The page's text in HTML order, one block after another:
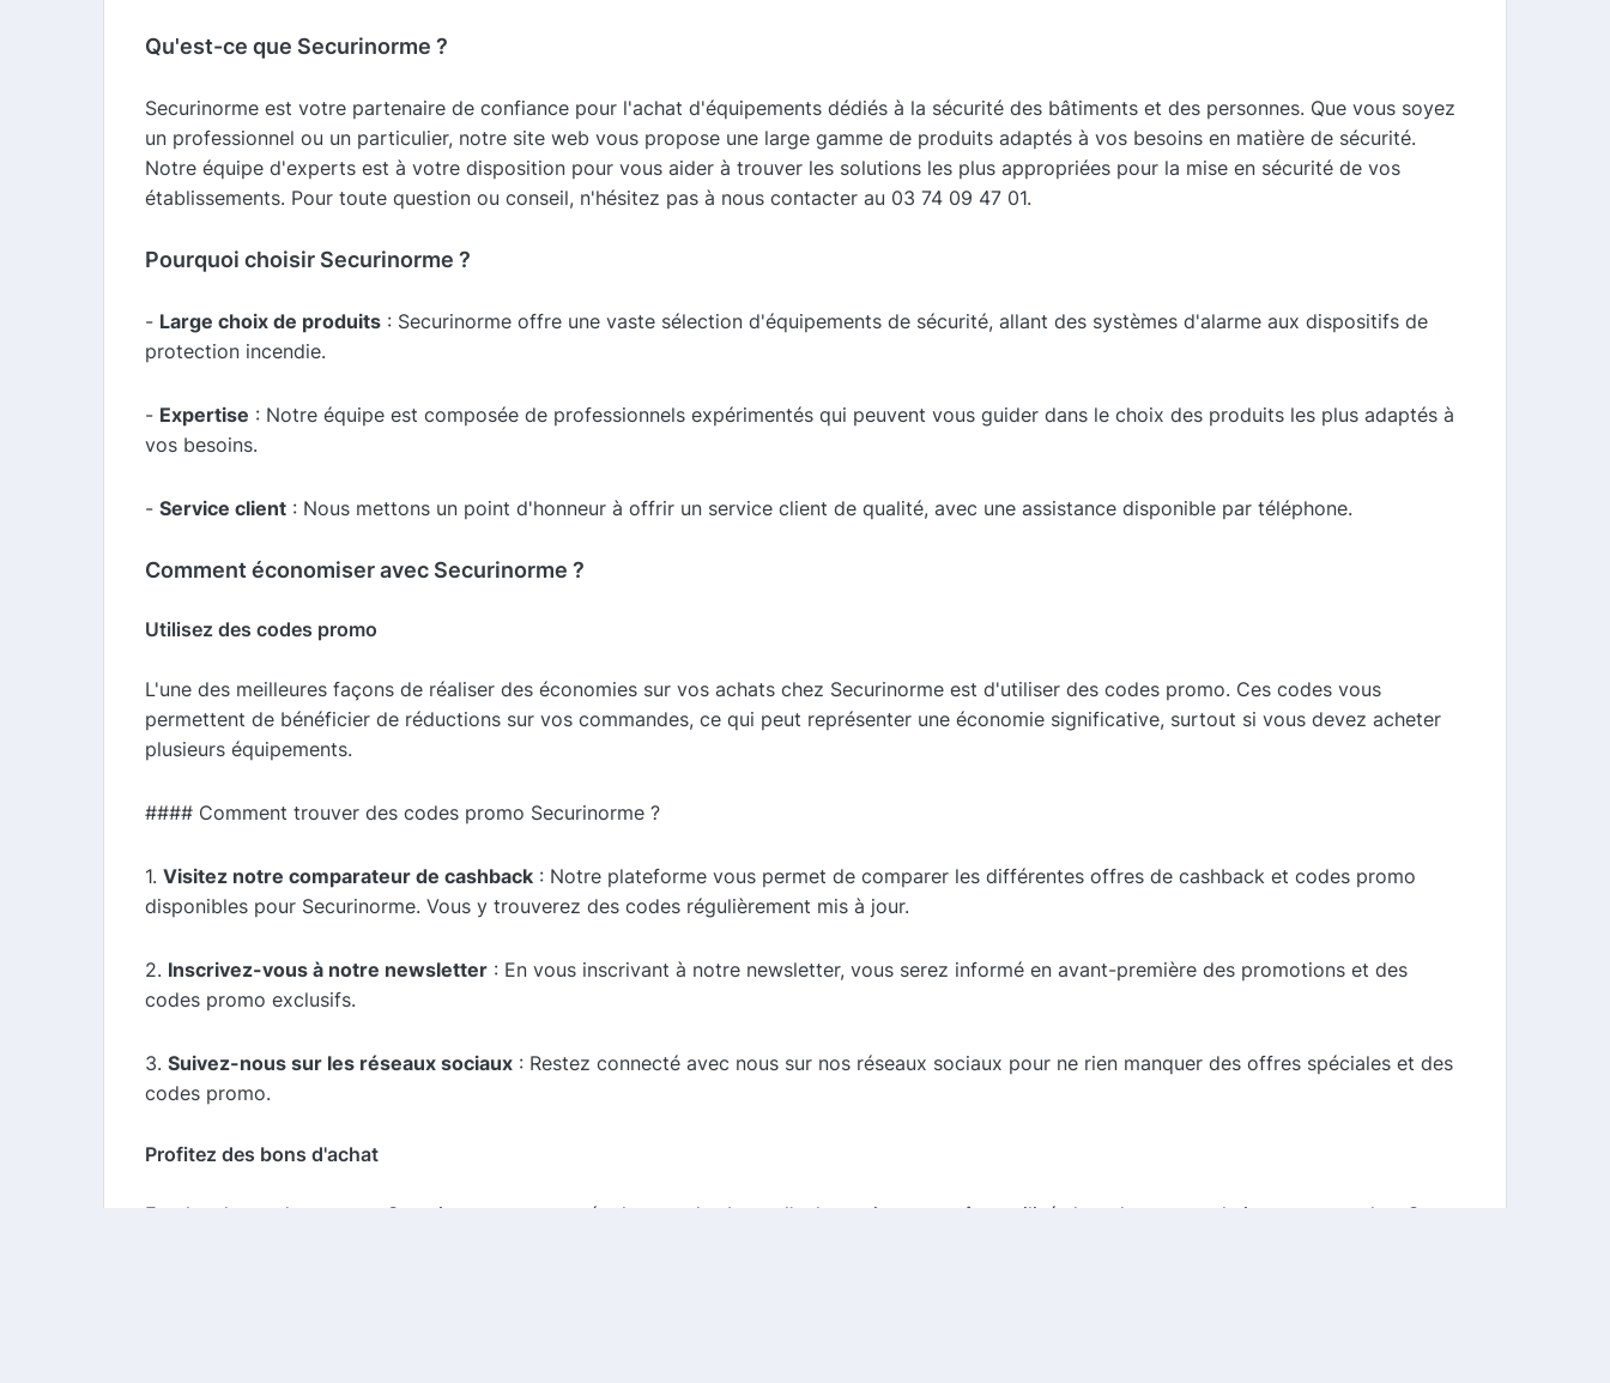
Qu'est-ce que Securinorme ?
Securinorme est votre partenaire de confiance pour l'achat d'équipements dédiés à la sécurité des bâtiments et des personnes. Que vous soyez
un professionnel ou un particulier, notre site web vous propose une large gamme de produits adaptés à vos besoins en matière de sécurité.
Notre équipe d'experts est à votre disposition pour vous aider à trouver les solutions les plus appropriées pour la mise en sécurité de vos
établissements. Pour toute question ou conseil, n'hésitez pas à nous contacter au 03 74 09 47 01.
Pourquoi choisir Securinorme ?
- Large choix de produits : Securinorme offre une vaste sélection d'équipements de sécurité, allant des systèmes d'alarme aux dispositifs de
protection incendie.
- Expertise : Notre équipe est composée de professionnels expérimentés qui peuvent vous guider dans le choix des produits les plus adaptés à
vos besoins.
- Service client : Nous mettons un point d'honneur à offrir un service client de qualité, avec une assistance disponible par téléphone.
Comment économiser avec Securinorme ?
Utilisez des codes promo
L'une des meilleures façons de réaliser des économies sur vos achats chez Securinorme est d'utiliser des codes promo. Ces codes vous
permettent de bénéficier de réductions sur vos commandes, ce qui peut représenter une économie significative, surtout si vous devez acheter
plusieurs équipements.
#### Comment trouver des codes promo Securinorme ?
1. Visitez notre comparateur de cashback : Notre plateforme vous permet de comparer les différentes offres de cashback et codes promo
disponibles pour Securinorme. Vous y trouverez des codes régulièrement mis à jour.
2. Inscrivez-vous à notre newsletter : En vous inscrivant à notre newsletter, vous serez informé en avant-première des promotions et des
codes promo exclusifs.
3. Suivez-nous sur les réseaux sociaux : Restez connecté avec nous sur nos réseaux sociaux pour ne rien manquer des offres spéciales et des
codes promo.
Profitez des bons d'achat
En plus des codes promo, Securinorme propose également des bons d'achat qui peuvent être utilisés lors de vos prochaines commandes. Ces